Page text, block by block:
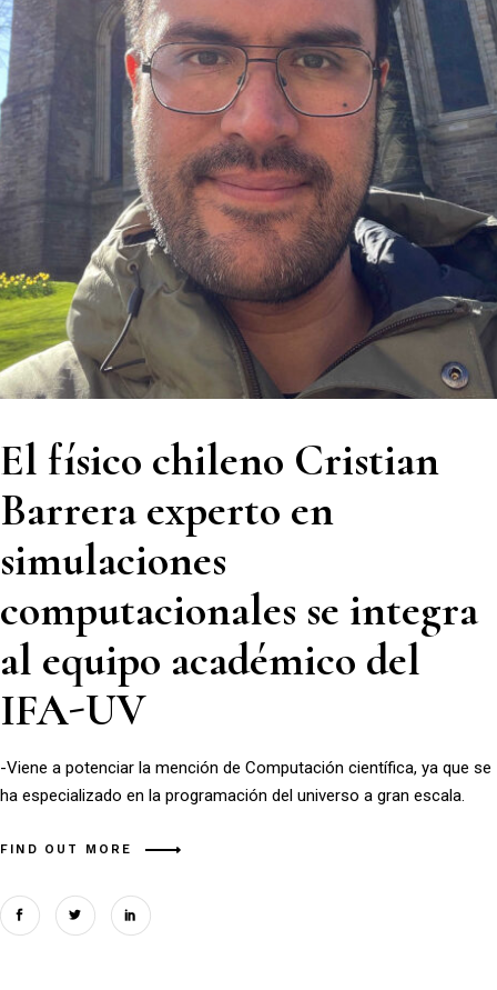
El físico chileno Cristian
Barrera experto en
simulaciones
computacionales se integra
al equipo académico del
IFA-UV
-Viene a potenciar la mención de Computación científica, ya que se
ha especializado en la programación del universo a gran escala.
FIND OUT MORE